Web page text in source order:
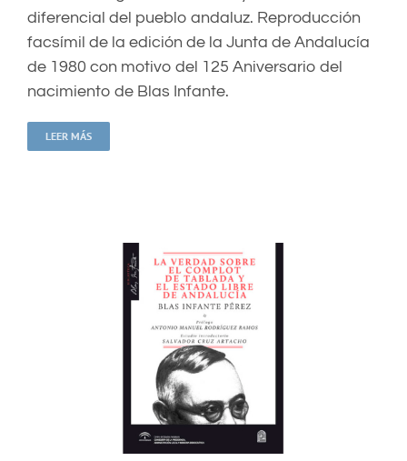
diferencial del pueblo andaluz. Reproducción
facsímil de la edición de la Junta de Andalucía
de 1980 con motivo del 125 Aniversario del
nacimiento de Blas Infante.
LEER MÁS
«La verdad sobre el complot de Tablada y el
estado libre de Andalucía». Blas Infante